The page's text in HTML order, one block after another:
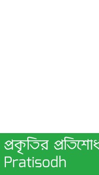
প্রকৃতির
Pratisodh